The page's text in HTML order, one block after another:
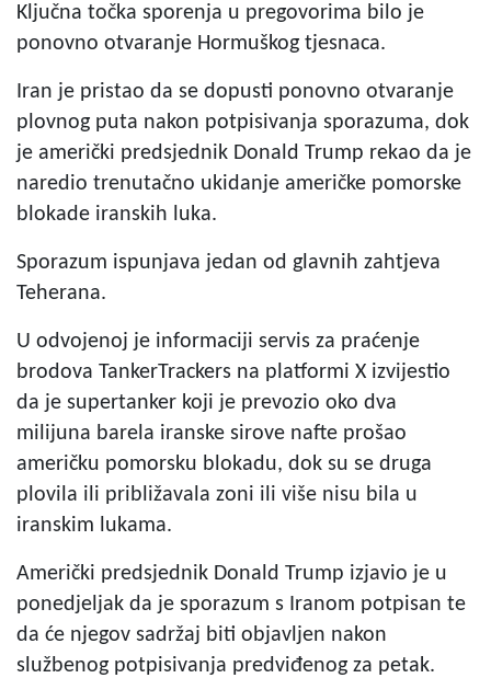
Ključna točka sporenja u pregovorima bilo je
ponovno otvaranje Hormuškog tjesnaca.
Iran je pristao da se dopusti ponovno otvaranje
plovnog puta nakon potpisivanja sporazuma, dok
je američki predsjednik Donald Trump rekao da je
naredio trenutačno ukidanje američke pomorske
blokade iranskih luka.
Sporazum ispunjava jedan od glavnih zahtjeva
Teherana.
U odvojenoj je informaciji servis za praćenje
brodova TankerTrackers na platformi X izvijestio
da je supertanker koji je prevozio oko dva
milijuna barela iranske sirove nafte prošao
američku pomorsku blokadu, dok su se druga
plovila ili približavala zoni ili više nisu bila u
iranskim lukama.
Američki predsjednik Donald Trump izjavio je u
ponedjeljak da je sporazum s Iranom potpisan te
da će njegov sadržaj biti objavljen nakon
službenog potpisivanja predviđenog za petak.